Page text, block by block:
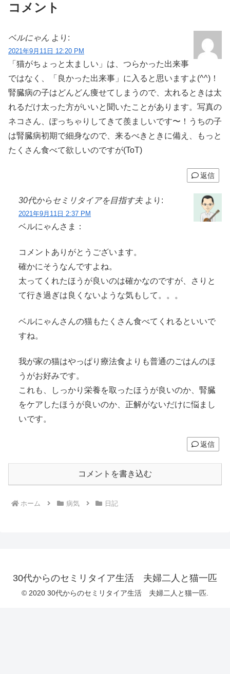
コメント
ベルにゃん より:
2021年9月11日 12:20 PM
「猫がちょっと太ましい」は、つらかった出来事
ではなく、「良かった出来事」に入ると思いますよ(^^)！
腎臓病の子はどんどん痩せてしまうので、太れるときは太
れるだけ太った方がいいと聞いたことがあります。写真の
ネコさん、ぽっちゃりしてきて羨ましいです〜！うちの子
は腎臓病初期で細身なので、来るべきときに備え、もっと
たくさん食べて欲しいのですが(ToT)
返信
30代からセミリタイアを目指す夫 より:
2021年9月11日 2:37 PM
ベルにゃんさま：
コメントありがとうございます。
確かにそうなんですよね。
太ってくれたほうが良いのは確かなのですが、さりと
て行き過ぎは良くないような気もして。。。
ベルにゃんさんの猫もたくさん食べてくれるといいで
すね。
我が家の猫はやっぱり療法食よりも普通のごはんのほ
うがお好みです。
これも、しっかり栄養を取ったほうが良いのか、腎臓
をケアしたほうが良いのか、正解がないだけに悩まし
いです。
返信
コメントを書き込む
ホーム 病気 日記
30代からのセミリタイア生活 夫婦二人と猫一匹
© 2020 30代からのセミリタイア生活 夫婦二人と猫一匹.